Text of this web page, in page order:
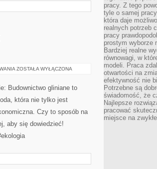
REWOLUCJA
BUDOWNICTWO
GLINIANE
ZOSTAŁA WYŁĄCZONA
Budownictwo gliniane to
która nie tylko jest
Czy to sposób na
aby się dowiedzieć!
pracy. Z tego
tyle o samej
która daje
realnych potrzeb
pracy
prostym wyborze
Bardziej realne
równowagi, w
modeli. Praca
otwartości na
efektywność nie
Potrzebne są
świadomość, że
Najlepsze
pracować
miejsce na